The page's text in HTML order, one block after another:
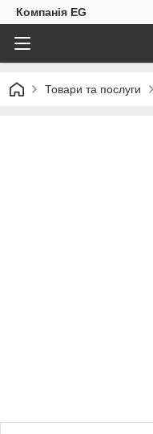
Компанія EG
Товари та послуги